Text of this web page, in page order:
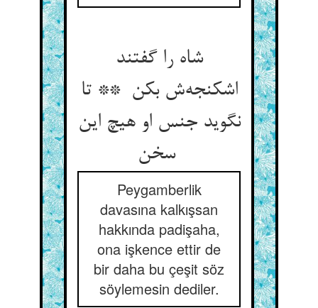
شاه را گفتند
اشکنجه‌ش بکن ** تا
نگوید جنس او هیچ این
سخن
Peygamberlik
davasına kalkışsan
hakkında padişaha,
ona işkence ettir de
bir daha bu çeşit söz
söylemesin dediler.